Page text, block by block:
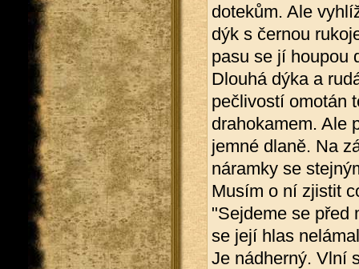
dotekům. Ale
dýk s černou
pasu se jí houpou
Dlouhá dýka a
pečlivostí omotán
drahokamem. Ale
jemné dlaně. Na
náramky se
Musím o ní zjistit
"Sejdeme se před
se její hlas
Je nádherný. Vlní